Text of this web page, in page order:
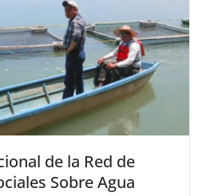
de la Red de
Sobre Agua